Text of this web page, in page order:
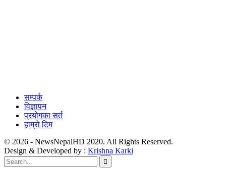
सम्पर्क
विज्ञापन
प्रयोगका सर्त
हाम्रो टिम
© 2026 - NewsNepalHD 2020. All Rights Reserved.
Design & Developed by : Krishna Karki